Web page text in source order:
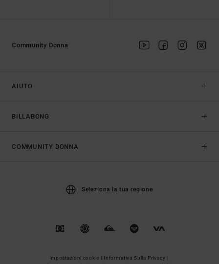
AIUTO
BILLABONG
Community Donna
COMMUNITY DONNA
Seleziona la tua regione
Impostazioni cookie | Informativa Sulla Privacy |